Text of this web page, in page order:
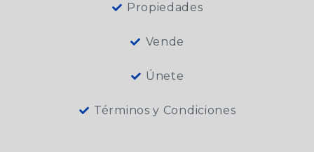
Propiedades
Vende
Únete
Términos y Condiciones